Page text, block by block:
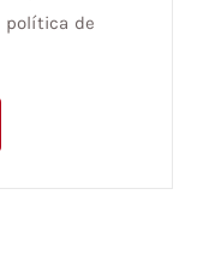
política de